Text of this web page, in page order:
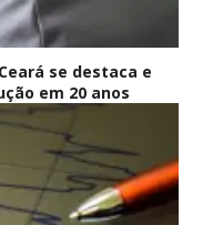
se destaca e
em 20 anos